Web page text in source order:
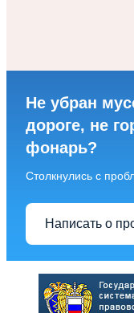
Не убран
дороге, не
фонарь?
Столкнулись с
Написать о